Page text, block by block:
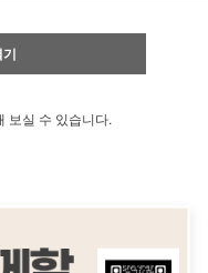
보실 수 있습니다.